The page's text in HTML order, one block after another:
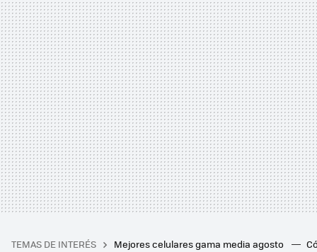
TEMAS DE INTERÉS Mejores celulares gama media agosto